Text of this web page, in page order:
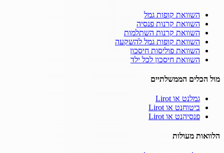
השוואת קופות גמל
השוואת קרנות פנסיה
השוואת קרנות השתלמות
השוואת קופות גמל להשקעה
השוואת פוליסות חיסכון
השוואת חיסכון לכל ילד
מול הכלים הממשלתיים
גמלנט או Lirot
ביטוחנט או Lirot
פנסיהנט או Lirot
הלוואות מעולות